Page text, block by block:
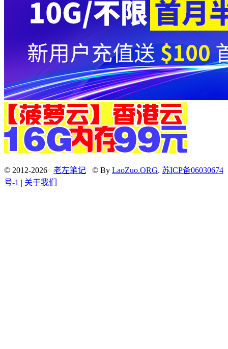
© 2012-2026 老左笔记 © By LaoZuo.ORG. 苏ICP备06030674
号-1 | 关于我们